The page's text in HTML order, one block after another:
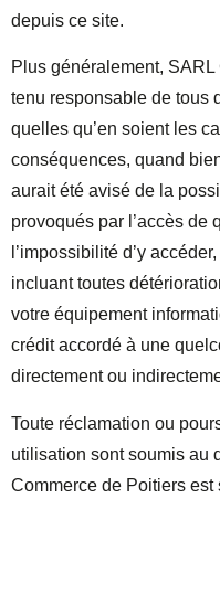
depuis ce site.
Plus généralement,
tenu responsable de tous
quelles qu’en soient les
conséquences, quand
aurait été avisé de la
provoqués par l’accès de
l’impossibilité d’y
incluant toutes
votre équipement
crédit accordé à une
directement ou
Toute réclamation ou
utilisation sont soumis au
Commerce de Poitiers est